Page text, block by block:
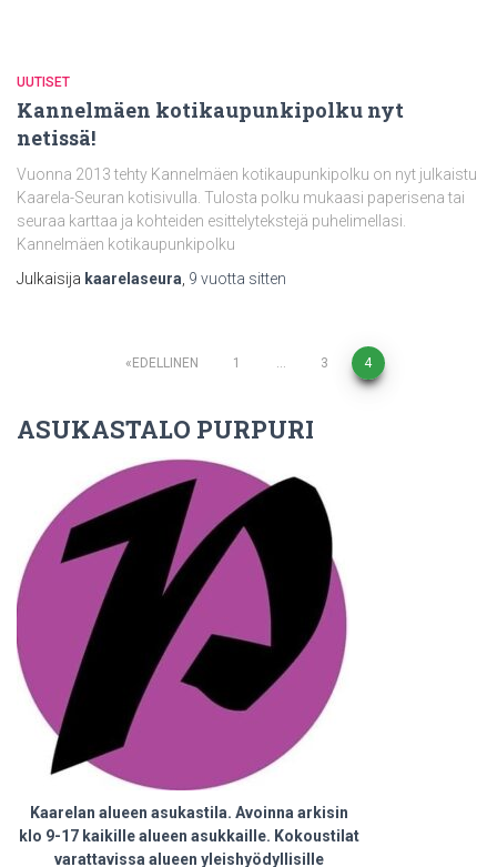
UUTISET
Kannelmäen kotikaupunkipolku nyt
netissä!
Vuonna 2013 tehty Kannelmäen kotikaupunkipolku on nyt julkaistu
Kaarela-Seuran kotisivulla. Tulosta polku mukaasi paperisena tai
seuraa karttaa ja kohteiden esittelytekstejä puhelimellasi.
Kannelmäen kotikaupunkipolku
Julkaisija kaarelaseura 9 vuotta sitten
Artikkelien
selaus
EDELLINEN 1 … 3 4
ASUKASTALO PURPURI
Kaarelan alueen asukastila. Avoinna arkisin
klo 9-17 kaikille alueen asukkaille. Kokoustilat
varattavissa alueen yleishyödyllisille